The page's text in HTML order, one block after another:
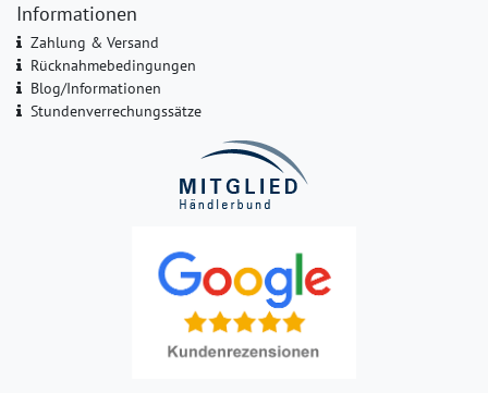
Informationen
Zahlung & Versand
Rücknahmebedingungen
Blog/Informationen
Stundenverrechungssätze